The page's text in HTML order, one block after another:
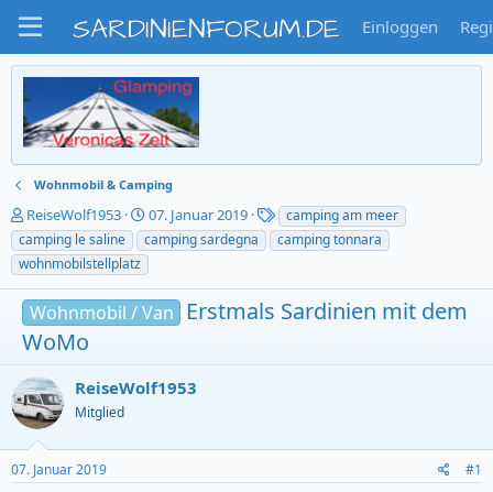
SARDINIENFORUM.DE Einloggen
Wohnmobil & Camping
T
h
e
m
e
n
s
t
r
t
e
r
ReiseWolf1953
S
t
a
r
t
d
a
m
07. Januar 2019
T
a
g
camping am meer
camping le saline
camping sardegna
camping tonnara
wohnmobilstellplatz
Wohnmobil / Van
Erstmals Sardinien mit dem
WoMo
ReiseWolf1953
Mitglied
07. Januar 2019 #1